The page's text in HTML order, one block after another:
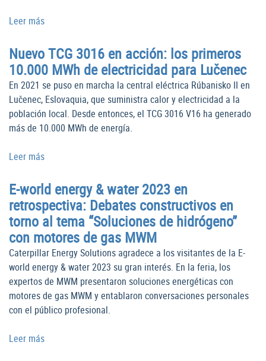
Leer más
Nuevo TCG 3016 en acción: los primeros
10.000 MWh de electricidad para Lučenec
En 2021 se puso en marcha la central eléctrica Rúbanisko II en
Lučenec, Eslovaquia, que suministra calor y electricidad a la
población local. Desde entonces, el TCG 3016 V16 ha generado
más de 10.000 MWh de energía.
Leer más
E-world energy & water 2023 en
retrospectiva: Debates constructivos en
torno al tema “Soluciones de hidrógeno”
con motores de gas MWM
Caterpillar Energy Solutions agradece a los visitantes de la E-
world energy & water 2023 su gran interés. En la feria, los
expertos de MWM presentaron soluciones energéticas con
motores de gas MWM y entablaron conversaciones personales
con el público profesional.
Leer más